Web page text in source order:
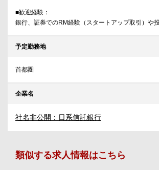
■歓迎経験：
銀行、証券でのRM経験（スタートアップ取引）や
予定勤務地
首都圏
企業名
社名非公開：日系信託銀行
類似する求人情報はこちら